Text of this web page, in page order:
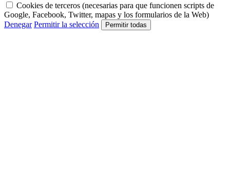
Cookies de terceros (necesarias para que funcionen scripts de
Google, Facebook, Twitter, mapas y los formularios de la Web)
Denegar Permitir la selección